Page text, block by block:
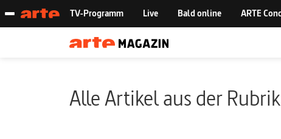
Alle Artikel aus der Rubrik